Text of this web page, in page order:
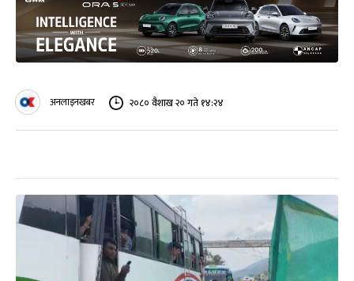
अनलाइनखबर २०८० वैशाख २० गते १४:२४